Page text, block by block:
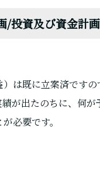
投資及び資金計
は既に立案済です
が出たのちに、何
必要です。